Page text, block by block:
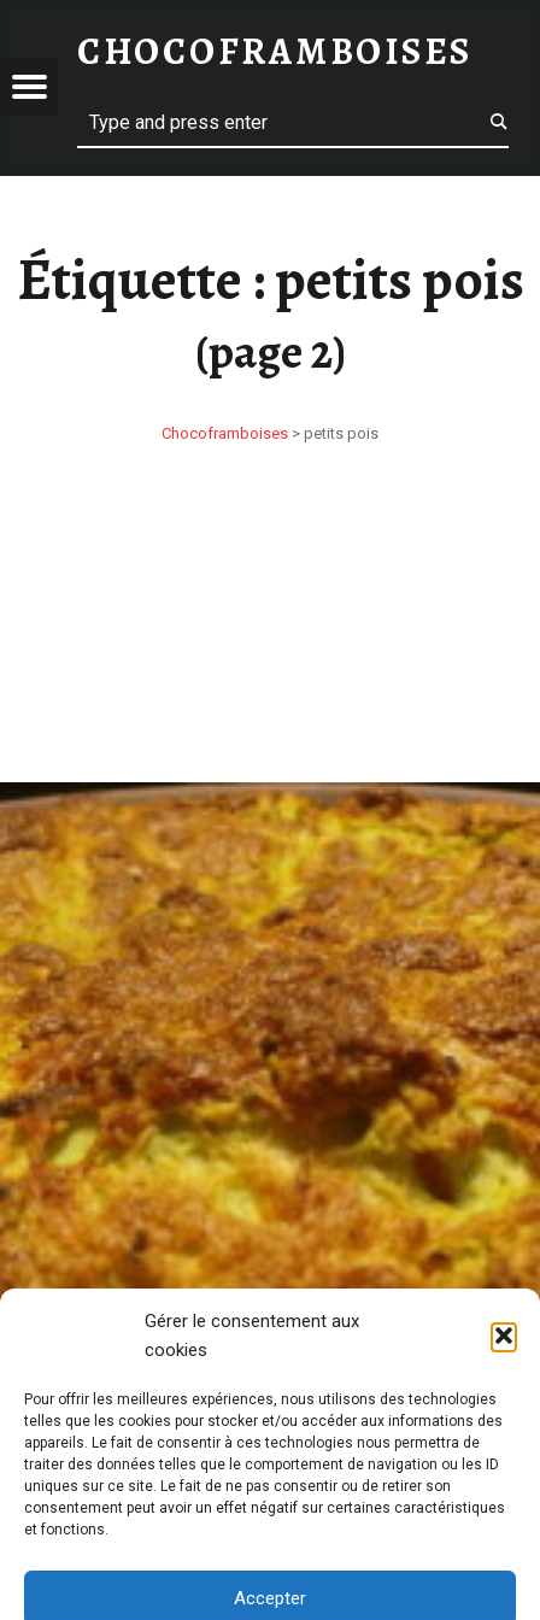
Gérer le consentement aux
cookies
Pour offrir les meilleures expériences, nous utilisons des technologies
telles que les cookies pour stocker et/ou accéder aux informations des
appareils. Le fait de consentir à ces technologies nous permettra de
traiter des données telles que le comportement de navigation ou les ID
uniques sur ce site. Le fait de ne pas consentir ou de retirer son
consentement peut avoir un effet négatif sur certaines caractéristiques
et fonctions.
Accepter
CHOCOFRAMBOISES
Menu
Étiquette :petits pois
(page 2)
Chocoframboises > petits pois